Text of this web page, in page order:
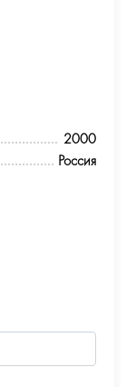
2000
Россия